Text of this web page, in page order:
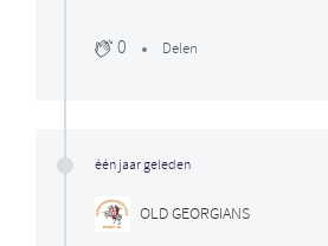
0 Delen
één jaar geleden
OLD GEORGIANS